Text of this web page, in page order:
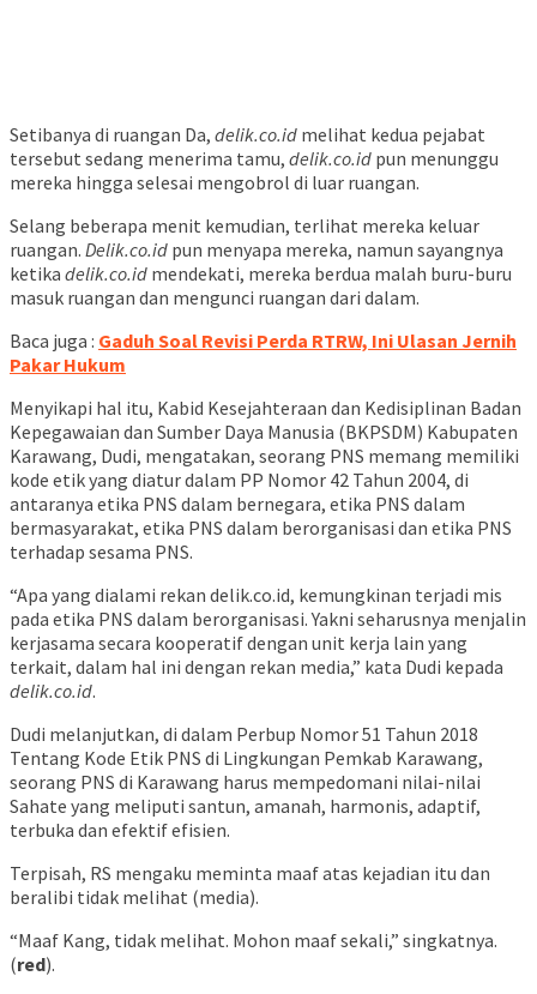
Setibanya di ruangan Da, delik.co.id melihat kedua pejabat
tersebut sedang menerima tamu, delik.co.id pun menunggu
mereka hingga selesai mengobrol di luar ruangan.
Selang beberapa menit kemudian, terlihat mereka keluar
ruangan. Delik.co.id pun menyapa mereka, namun sayangnya
ketika delik.co.id mendekati, mereka berdua malah buru-buru
masuk ruangan dan mengunci ruangan dari dalam.
Baca juga : Gaduh Soal Revisi Perda RTRW, Ini Ulasan Jernih
Pakar Hukum
Menyikapi hal itu, Kabid Kesejahteraan dan Kedisiplinan Badan
Kepegawaian dan Sumber Daya Manusia (BKPSDM) Kabupaten
Karawang, Dudi, mengatakan, seorang PNS memang memiliki
kode etik yang diatur dalam PP Nomor 42 Tahun 2004, di
antaranya etika PNS dalam bernegara, etika PNS dalam
bermasyarakat, etika PNS dalam berorganisasi dan etika PNS
terhadap sesama PNS.
“Apa yang dialami rekan delik.co.id, kemungkinan terjadi mis
pada etika PNS dalam berorganisasi. Yakni seharusnya menjalin
kerjasama secara kooperatif dengan unit kerja lain yang
terkait, dalam hal ini dengan rekan media,” kata Dudi kepada
delik.co.id.
Dudi melanjutkan, di dalam Perbup Nomor 51 Tahun 2018
Tentang Kode Etik PNS di Lingkungan Pemkab Karawang,
seorang PNS di Karawang harus mempedomani nilai-nilai
Sahate yang meliputi santun, amanah, harmonis, adaptif,
terbuka dan efektif efisien.
Terpisah, RS mengaku meminta maaf atas kejadian itu dan
beralibi tidak melihat (media).
“Maaf Kang, tidak melihat. Mohon maaf sekali,” singkatnya.
(red).